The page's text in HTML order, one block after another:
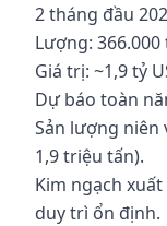
2 tháng đầu
Lượng: 366.000
Giá trị: ~1,9 tỷ
Dự báo toàn
Sản lượng niên
1,9 triệu tấn).
Kim ngạch
duy trì ổn định.